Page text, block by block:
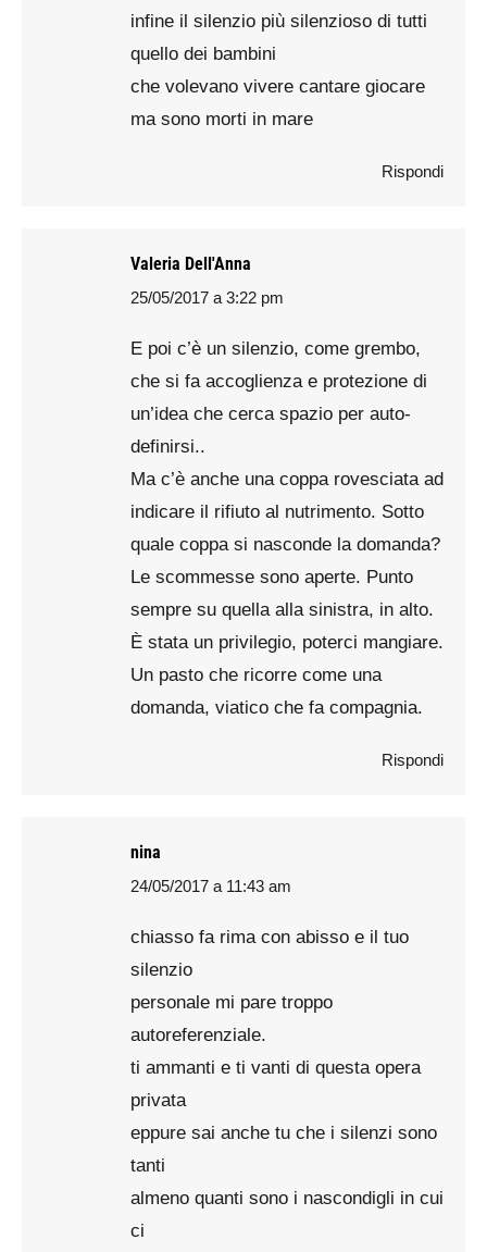
infine il silenzio più silenzioso di tutti
quello dei bambini
che volevano vivere cantare giocare
ma sono morti in mare
Rispondi
Valeria Dell'Anna
says:
25/05/2017 a 3:22 pm
E poi c’è un silenzio, come grembo,
che si fa accoglienza e protezione di
un’idea che cerca spazio per auto-
definirsi..
Ma c’è anche una coppa rovesciata ad
indicare il rifiuto al nutrimento. Sotto
quale coppa si nasconde la domanda?
Le scommesse sono aperte. Punto
sempre su quella alla sinistra, in alto.
È stata un privilegio, poterci mangiare.
Un pasto che ricorre come una
domanda, viatico che fa compagnia.
Rispondi
nina
says:
24/05/2017 a 11:43 am
chiasso fa rima con abisso e il tuo
silenzio
personale mi pare troppo
autoreferenziale.
ti ammanti e ti vanti di questa opera
privata
eppure sai anche tu che i silenzi sono
tanti
almeno quanti sono i nascondigli in cui
ci